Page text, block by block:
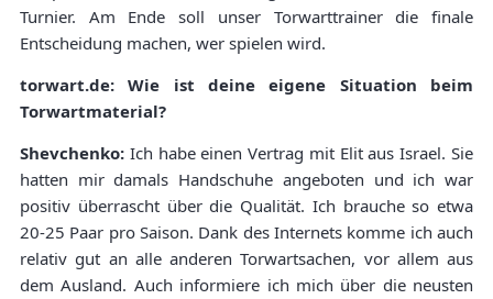
Turnier. Am Ende soll unser Torwarttrainer die finale
Entscheidung machen, wer spielen wird.
torwart.de: Wie ist deine eigene Situation beim
Torwartmaterial?
Shevchenko: Ich habe einen Vertrag mit Elit aus Israel. Sie
hatten mir damals Handschuhe angeboten und ich war
positiv überrascht über die Qualität. Ich brauche so etwa
20-25 Paar pro Saison. Dank des Internets komme ich auch
relativ gut an alle anderen Torwartsachen, vor allem aus
dem Ausland. Auch informiere ich mich über die neusten